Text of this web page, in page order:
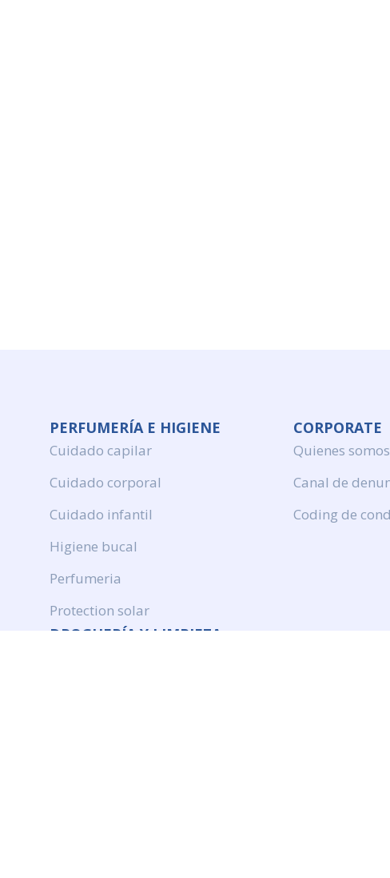
PERFUMERÍA E HIGIENE
Cuidado capilar
Cuidado corporal
Cuidado infantil
Higiene bucal
Perfumeria
Protection solar
DROGUERÍA Y LIMPIEZA
CORPORATE
Quienes somos
Canal de
Coding de